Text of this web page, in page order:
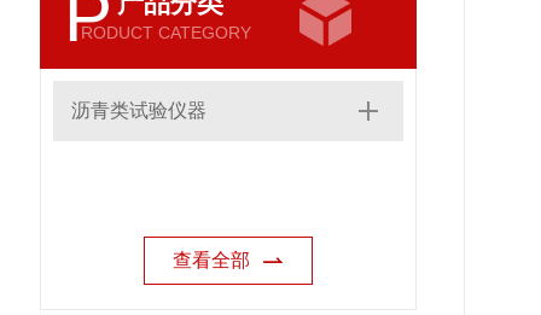
P
RODUCT CATEGORY
沥青类试验仪器
查看全部